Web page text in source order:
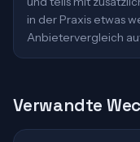
in der Praxis etwas
Anbietervergleich
Verwandte